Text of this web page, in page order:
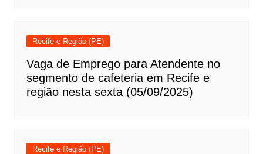
Recife e Região (PE)
Vaga de Emprego para Atendente no
segmento de cafeteria em Recife e
região nesta sexta (05/09/2025)
Recife e Região (PE)